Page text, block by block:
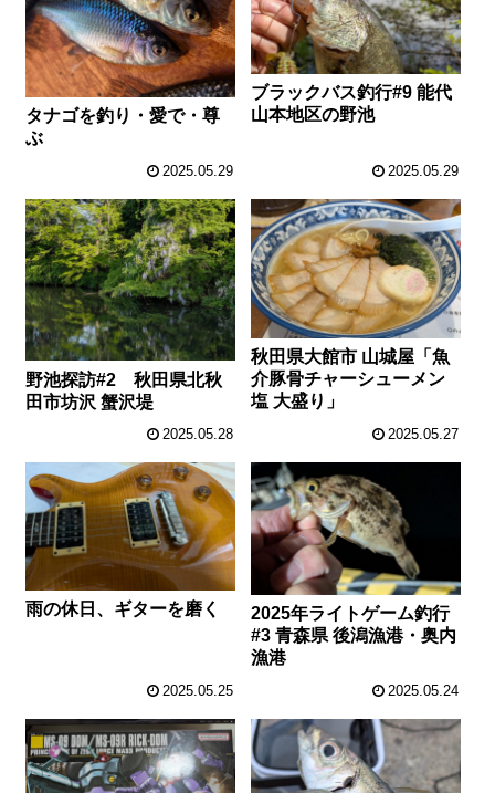
タナゴを釣り・愛で・尊
ぶ
2025.05.29
ブラックバス釣行#9 能代
山本地区の野池
2025.05.29
野池探訪#2 秋田県北秋
田市坊沢 蟹沢堤
2025.05.28
秋田県大館市 山城屋「魚
介豚骨チャーシューメン
塩 大盛り」
2025.05.27
雨の休日、ギターを磨く
2025.05.25
2025年ライトゲーム釣行
#3 青森県 後潟漁港・奥内
漁港
2025.05.24